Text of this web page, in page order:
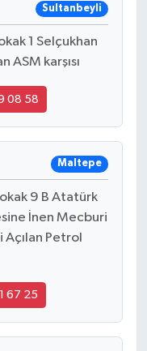
Sultanbeyli
1 Selçukhan
karşısı
08 58
Maltepe
9 B Atatürk
İnen Mecburi
Açılan Petrol
67 25